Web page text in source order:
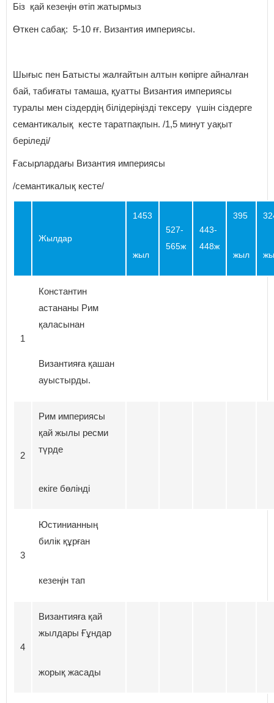
Біз қай кезеңін өтіп жатырмыз
Өткен сабақ: 5-10 ғғ. Византия империясы.
Шығыс пен Батысты жалғайтын алтын көпірге айналған
бай, табиғаты тамаша, қуатты Византия империясы
туралы мен сіздердің білідеріңізді тексеру үшін сіздерге
семантикалық кесте таратпақпын. /1,5 минут уақыт
беріледі/
Ғасырлардағы Византия империясы
/семантикалық кесте/
Жылдар
1453
жыл
527-
565ж
443-
448ж
395
жыл
1
Константин
астананы Рим
қаласынан
Византияға қашан
ауыстырды.
2
Рим империясы
қай жылы ресми
түрде
екіге бөлінді
3
Юстинианның
билік құрған
кезеңін тап
4
Византияға қай
жылдары Ғұндар
жорық жасады